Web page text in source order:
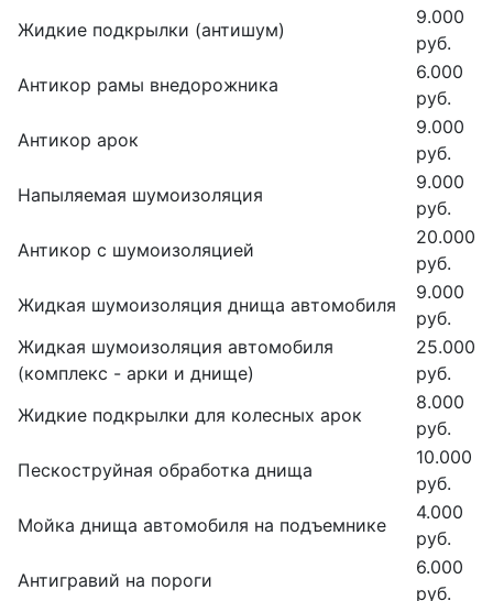
Жидкие подкрылки (антишум)
9.000
руб.
Антикор рамы внедорожника
6.000
руб.
Антикор арок
9.000
руб.
Напыляемая шумоизоляция
9.000
руб.
Антикор с шумоизоляцией
20.000
руб.
Жидкая шумоизоляция днища автомобиля
9.000
руб.
Жидкая шумоизоляция автомобиля
(комплекс - арки и днище)
25.000
руб.
Жидкие подкрылки для колесных арок
8.000
руб.
Пескоструйная обработка днища
10.000
руб.
Мойка днища автомобиля на подъемнике
4.000
руб.
Антигравий на пороги
6.000
руб.